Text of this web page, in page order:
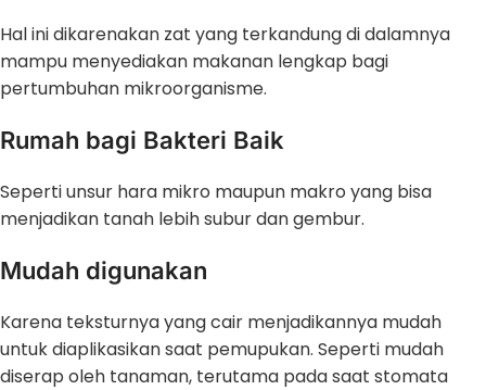
Hal ini dikarenakan zat yang terkandung di dalamnya
mampu menyediakan makanan lengkap bagi
pertumbuhan mikroorganisme.
Rumah bagi Bakteri Baik
Seperti unsur hara mikro maupun makro yang bisa
menjadikan tanah lebih subur dan gembur.
Mudah digunakan
Karena teksturnya yang cair menjadikannya mudah
untuk diaplikasikan saat pemupukan. Seperti mudah
diserap oleh tanaman, terutama pada saat stomata